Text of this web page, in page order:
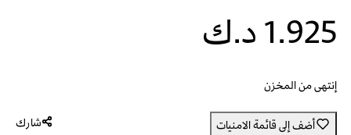
1.925 د.ك
إنتهى من المخزن
أضف إلى قائمة الامنيات شارك